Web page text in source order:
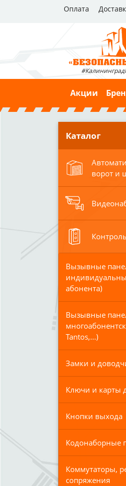
Оплата
Акции
Каталог
ворот и
Вызывные
абонента)
Вызывные
Tantos,...)
Замки и
Ключи и карты
Кнопки выхода
Кодонаборные
Коммутаторы,
сопряжения